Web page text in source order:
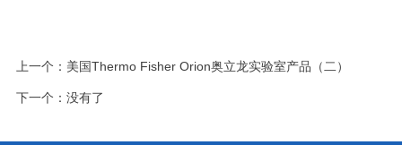
上一个： 美国Thermo Fisher Orion奥立龙实验室产品（二）
下一个：没有了